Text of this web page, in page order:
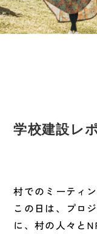
学校建設レ
村でのミーティ
この日は、プロ
に、村の人々と